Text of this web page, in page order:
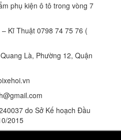
phụ kiện ô tô trong vòng 7
Kĩ Thuật 0798 74 75 76 (
Là, Phường 12, Quận
do Sở Kế hoạch Đầu
2015